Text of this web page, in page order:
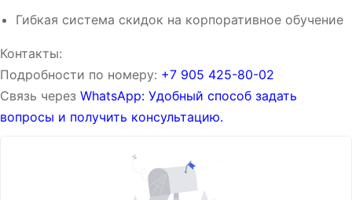
Гибкая система скидок на корпоративное обучение
Контакты:
Подробности по номеру: ‪‪+7 905 425-80-02‬‬
Связь через WhatsApp: Удобный способ задать
вопросы и получить консультацию.